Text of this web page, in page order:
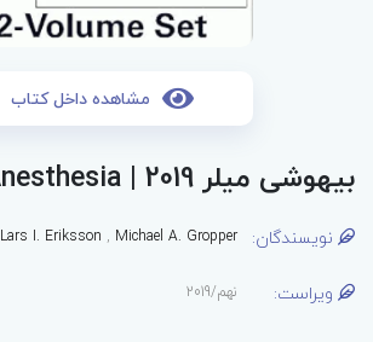
مشاهده داخل کتاب
بیهوشی میلر 2019 | Miller's Anesthesia
نویسندگان: Lars I. Eriksson , Michael A. Gropper
ویراست: نهم/2019